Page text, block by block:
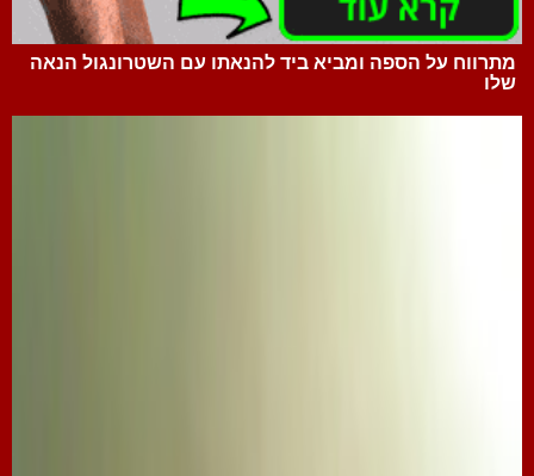
מתרווח על הספה ומביא ביד להנאתו עם השטרונגול הנאה
שלו